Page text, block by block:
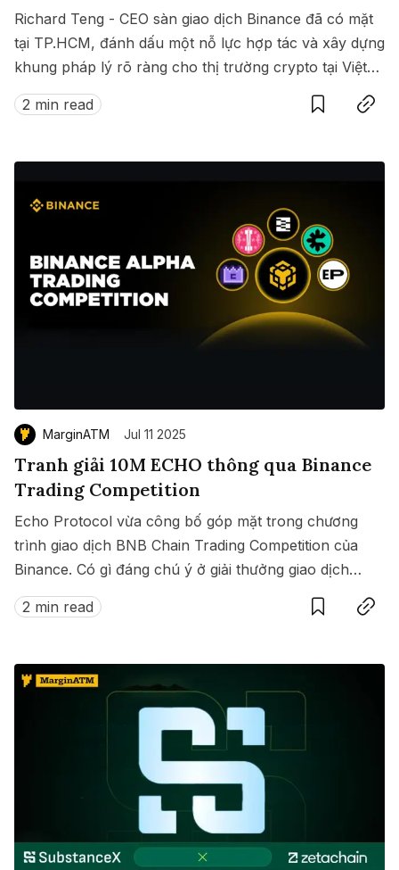
Richard Teng - CEO sàn giao dịch Binance đã có mặt
tại TP.HCM, đánh dấu một nỗ lực hợp tác và xây dựng
khung pháp lý rõ ràng cho thị trường crypto tại Việt
Nam.
2 min read
SaveCopy link
MarginATM Jul 11 2025
Tranh giải 10M ECHO thông qua Binance
Trading Competition
Echo Protocol vừa công bố góp mặt trong chương
trình giao dịch BNB Chain Trading Competition của
Binance. Có gì đáng chú ý ở giải thưởng giao dịch
này?
2 min read
SaveCopy link